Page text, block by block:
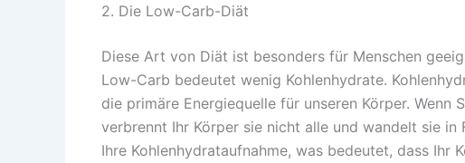
2. Die Low-Carb-Diät
Diese Art von Diät ist besonders für Menschen
Low-Carb bedeutet wenig Kohlenhydrate.
die primäre Energiequelle für unseren Körper. Wenn
verbrennt Ihr Körper sie nicht alle und wandelt sie
Ihre Kohlenhydrataufnahme, was bedeutet, dass Ihr